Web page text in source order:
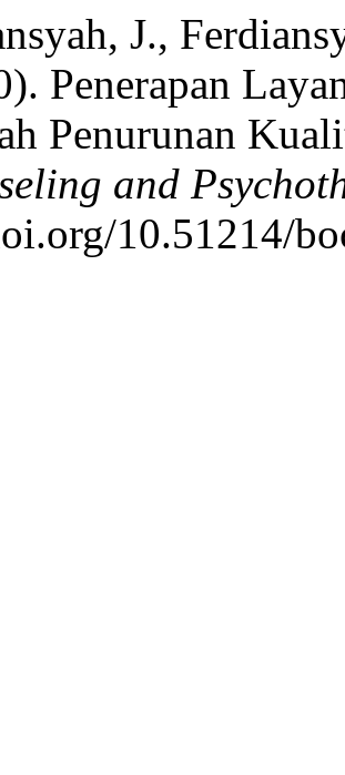
J.,
Penerapan
Penurunan
and
10.51214/